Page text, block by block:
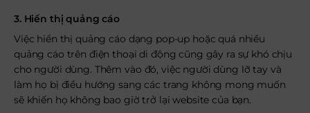
3. Hiển thị quảng cáo
Việc hiển thị quảng cáo dạng pop-up hoặc quá nhiều
quảng cáo trên điện thoại di động cũng gây ra sự khó chịu
cho người dùng. Thêm vào đó, việc người dùng lỡ tay và
làm họ bị điều hướng sang các trang không mong muốn
sẽ khiến họ không bao giờ trở lại website của bạn.